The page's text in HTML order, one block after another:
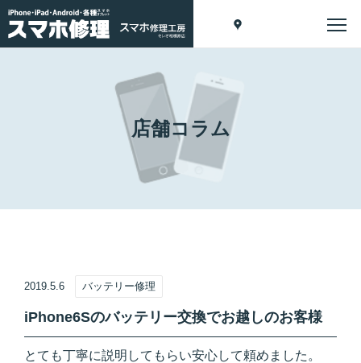
店舗コラム
2019.5.6 バッテリー修理
iPhone6Sのバッテリー交換でお越しのお客様
とても丁寧に説明してもらい安心して頼めました。